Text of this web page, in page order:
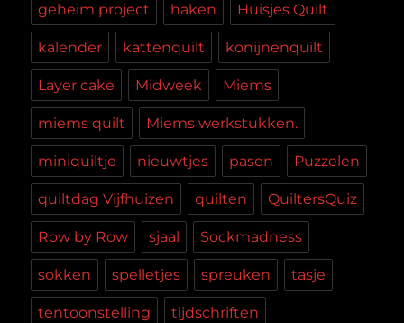
geheim project haken Huisjes Quilt
kalender kattenquilt konijnenquilt
Layer cake Midweek Miems
miems quilt Miems werkstukken.
miniquiltje nieuwtjes pasen Puzzelen
quiltdag Vijfhuizen quilten QuiltersQuiz
Row by Row sjaal Sockmadness
sokken spelletjes spreuken tasje
tentoonstelling tijdschriften